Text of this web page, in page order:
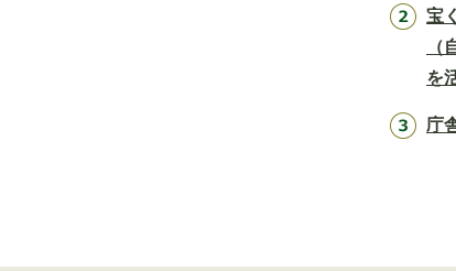
宝
を
庁